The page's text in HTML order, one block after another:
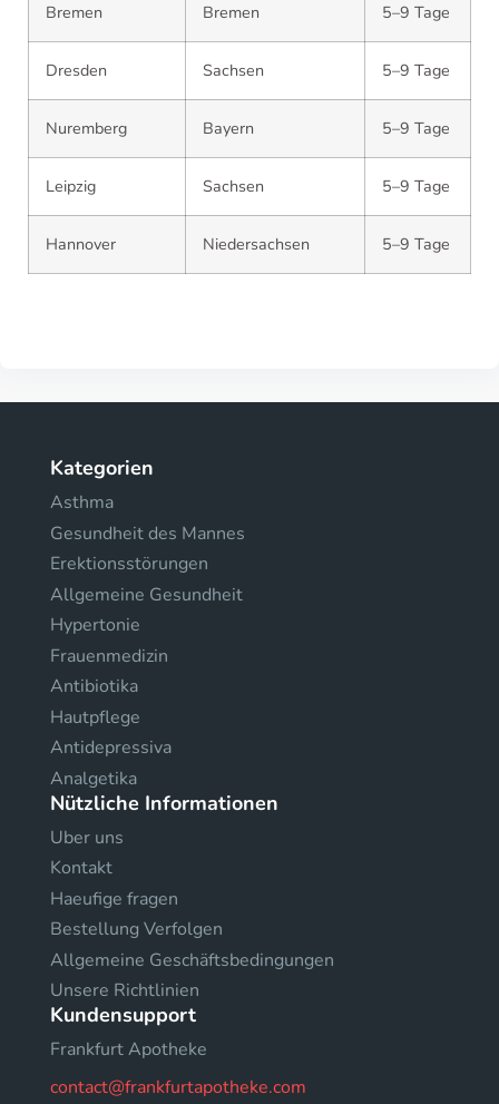
Bremen Bremen 5–9 Tage
Dresden Sachsen 5–9 Tage
Nuremberg Bayern 5–9 Tage
Leipzig Sachsen 5–9 Tage
Hannover Niedersachsen 5–9 Tage
Kategorien
Asthma
Gesundheit des Mannes
Erektionsstörungen
Allgemeine Gesundheit
Hypertonie
Frauenmedizin
Antibiotika
Hautpflege
Antidepressiva
Analgetika
Nützliche Informationen
Uber uns
Kontakt
Haeufige fragen
Bestellung Verfolgen
Allgemeine Geschäftsbedingungen
Unsere Richtlinien
Kundensupport
Frankfurt Apotheke
contact@frankfurtapotheke.com